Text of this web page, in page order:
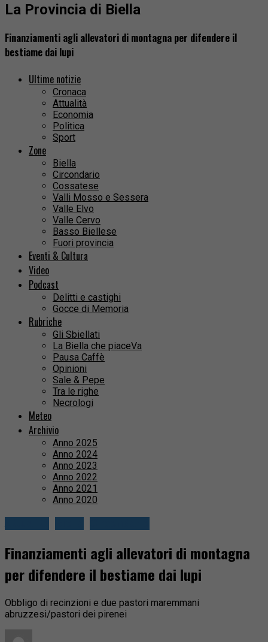
La Provincia di Biella
Finanziamenti agli allevatori di montagna per difendere il
bestiame dai lupi
Ultime notizie
Cronaca
Attualità
Economia
Politica
Sport
Zone
Biella
Circondario
Cossatese
Valli Mosso e Sessera
Valle Elvo
Valle Cervo
Basso Biellese
Fuori provincia
Eventi & Cultura
Video
Podcast
Delitti e castighi
Gocce di Memoria
Rubriche
Gli Sbiellati
La Biella che piaceVa
Pausa Caffè
Opinioni
Sale & Pepe
Tra le righe
Necrologi
Meteo
Archivio
Anno 2025
Anno 2024
Anno 2023
Anno 2022
Anno 2021
Anno 2020
Finanziamenti agli allevatori di montagna
per difendere il bestiame dai lupi
Obbligo di recinzioni e due pastori maremmani
abruzzesi/pastori dei pirenei